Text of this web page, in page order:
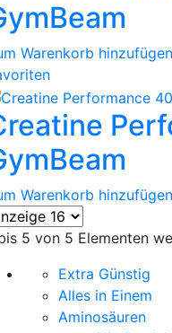
Warenkorb hinzufügen
Warenkorb hinzufügen
5 von 5 Elementen
Extra Günstig
Alles in Einem
Aminosäuren